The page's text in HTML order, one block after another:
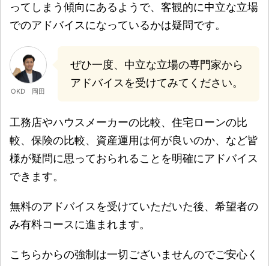
ってしまう傾向にあるようで、客観的に中立な立場
でのアドバイスになっているかは疑問です。
OKD 岡田
ぜひ一度、中立な立場の専門家から
アドバイスを受けてみてください。
工務店やハウスメーカーの比較、住宅ローンの比
較、保険の比較、資産運用は何が良いのか、など皆
様が疑問に思っておられることを明確にアドバイス
できます。
無料のアドバイスを受けていただいた後、希望者の
み有料コースに進まれます。
こちらからの強制は一切ございませんのでご安心く